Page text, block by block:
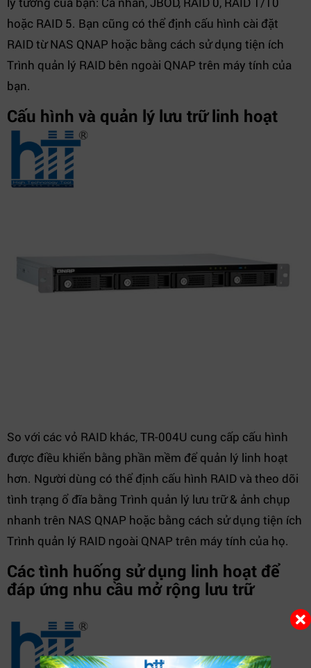
hoặc RAID 5. Bạn cũng có thể định cấu hình cài đặt
RAID từ NAS QNAP hoặc bằng cách sử dụng tiện ích
Trình quản lý RAID bên ngoài QNAP trên máy tính của
bạn.
Cấu hình và quản lý lưu trữ linh hoạt
So với các vỏ RAID khác, TR-004U cung cấp cấu hình
được điều khiển bằng phần mềm để quản lý linh hoạt
hơn. Người dùng có thể định cấu hình RAID và theo dõi
tình trạng ổ đĩa bằng Trình quản lý lưu trữ & ảnh chụp
nhanh trên NAS QNAP hoặc bằng cách sử dụng tiện ích
Trình quản lý RAID ngoài QNAP trên máy tính của họ.
Các tình huống sử dụng linh hoạt để
đáp ứng nhu cầu mở rộng lưu trữ